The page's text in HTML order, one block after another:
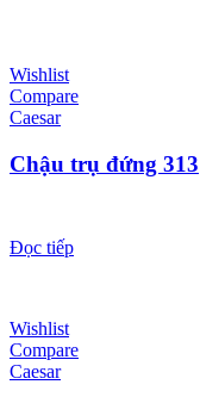
Wishlist
Compare
Caesar
Chậu trụ đứng 313
Đọc tiếp
Wishlist
Compare
Caesar